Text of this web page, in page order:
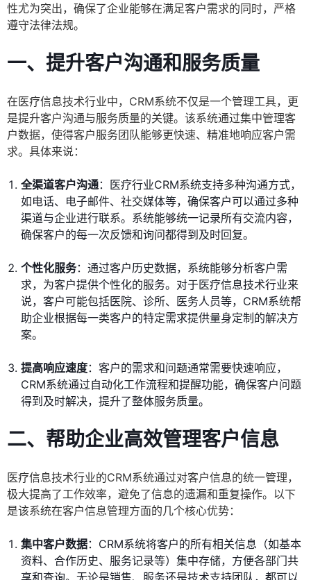
性尤为突出，确保了企业能够在满足客户需求的同时，严格
遵守法律法规。
一、提升客户沟通和服务质量
在医疗信息技术行业中，CRM系统不仅是一个管理工具，更
是提升客户沟通与服务质量的关键。该系统通过集中管理客
户数据，使得客户服务团队能够更快速、精准地响应客户需
求。具体来说：
全渠道客户沟通：医疗行业CRM系统支持多种沟通方式，
如电话、电子邮件、社交媒体等，确保客户可以通过多种
渠道与企业进行联系。系统能够统一记录所有交流内容，
确保客户的每一次反馈和询问都得到及时回复。
个性化服务：通过客户历史数据，系统能够分析客户需
求，为客户提供个性化的服务。对于医疗信息技术行业来
说，客户可能包括医院、诊所、医务人员等，CRM系统帮
助企业根据每一类客户的特定需求提供量身定制的解决方
案。
提高响应速度：客户的需求和问题通常需要快速响应，
CRM系统通过自动化工作流程和提醒功能，确保客户问题
得到及时解决，提升了整体服务质量。
二、帮助企业高效管理客户信息
医疗信息技术行业的CRM系统通过对客户信息的统一管理，
极大提高了工作效率，避免了信息的遗漏和重复操作。以下
是该系统在客户信息管理方面的几个核心优势：
集中客户数据：CRM系统将客户的所有相关信息（如基本
资料、合作历史、服务记录等）集中存储，方便各部门共